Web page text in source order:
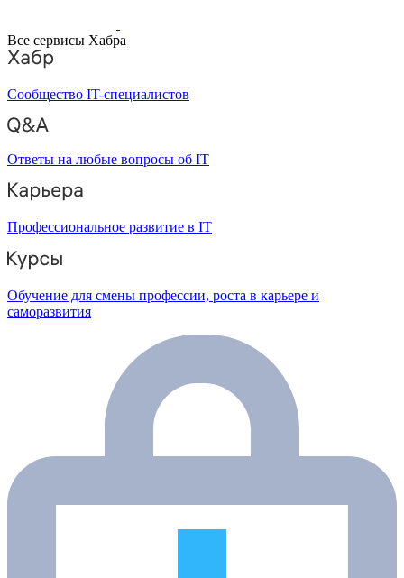
Все сервисы Хабра
Сообщество IT-специалистов
Ответы на любые вопросы об IT
Профессиональное развитие в IT
Обучение для смены профессии, роста в карьере и
саморазвития